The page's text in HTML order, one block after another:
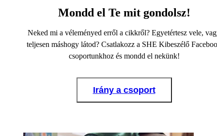
Mondd el Te mit gondolsz!
Neked mi a véleményed erről a cikkről? Egyetértesz vele,
teljesen máshogy látod? Csatlakozz a SHE Kibeszélő
csoportunkhoz és mondd el nekünk!
Irány a csoport